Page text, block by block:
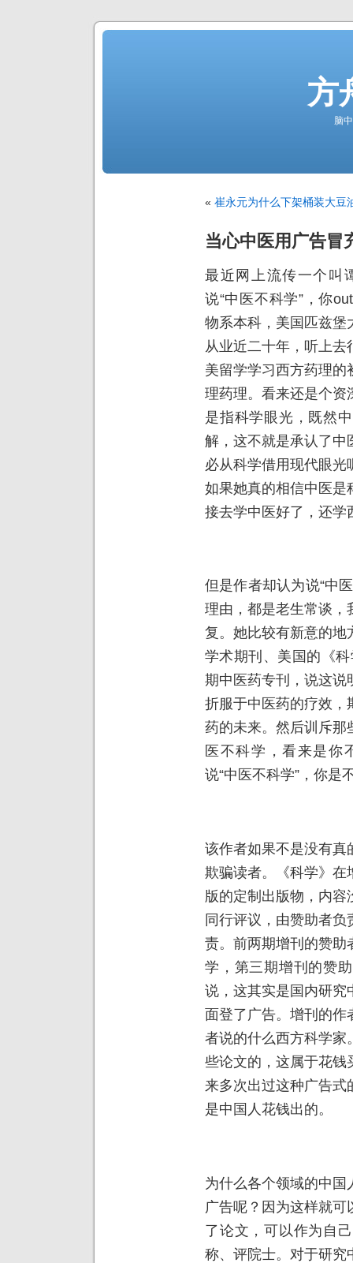
方
脑
« 崔永元为什么下架桶装大豆
当心中医用广告冒
最近网上流传一个叫
说“中医不科学”，你
物系本科，美国匹兹堡
从业近二十年，听上
美留学学习西方药理
理药理。看来还是个资
是指科学眼光，既然
解，这不就是承认了中
必从科学借用现代眼
如果她真的相信中医是
接去学中医好了，还学
但是作者却认为说“中
理由，都是老生常谈，
复。她比较有新意的地
学术期刊、美国的《
期中医药专刊，说这说
折服于中医药的疗效，
药的未来。然后训斥那
医不科学，看来是你
说“中医不科学”，你是
该作者如果不是没有真
欺骗读者。《科学》在
版的定制出版物，内
同行评议，由赞助者
责。前两期增刊的赞助
学，第三期增刊的赞
说，这其实是国内研究
面登了广告。增刊的作
者说的什么西方科学家
些论文的，这属于花钱
来多次出过这种广告式
是中国人花钱出的。
为什么各个领域的中
广告呢？因为这样就
了论文，可以作为自
称、评院士。对于研究